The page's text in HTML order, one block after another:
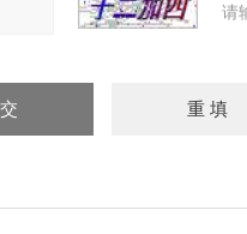
请